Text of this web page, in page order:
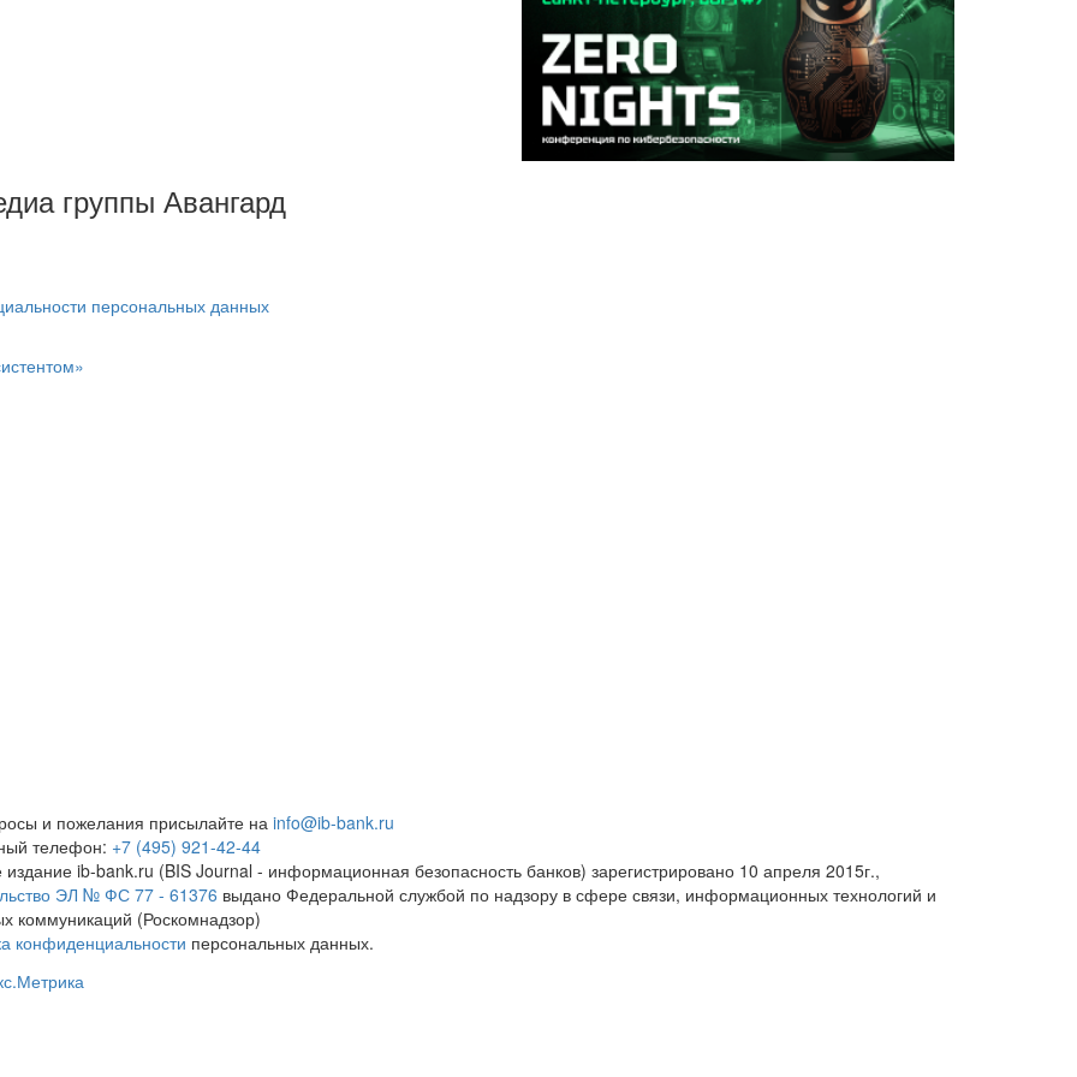
группы Авангард
персональных данных
и пожелания присылайте на info@ib-bank.ru
телефон: +7 (495) 921-42-44
издание ib-bank.ru (BIS Journal - информационная безопасность банков) зарегистрировано 10 апреля 2015г.,
ЭЛ № ФС 77 - 61376 выдано Федеральной службой по надзору в сфере связи, информационных технологий и
коммуникаций (Роскомнадзор)
конфиденциальности персональных данных.